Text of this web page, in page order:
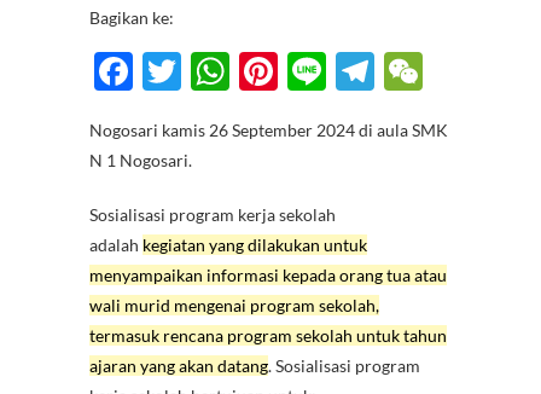
Bagikan ke:
F
e
o
o
k
T
itt
W
at
A
p
p
Pi
er
t
Li
e
T
e
m
C
Nogosari kamis 26 September 2024 di aula SMK
N 1 Nogosari.
Sosialisasi program kerja sekolah
adalah kegiatan yang dilakukan untuk
menyampaikan informasi kepada orang tua atau
wali murid mengenai program sekolah,
termasuk rencana program sekolah untuk tahun
ajaran yang akan datang. Sosialisasi program